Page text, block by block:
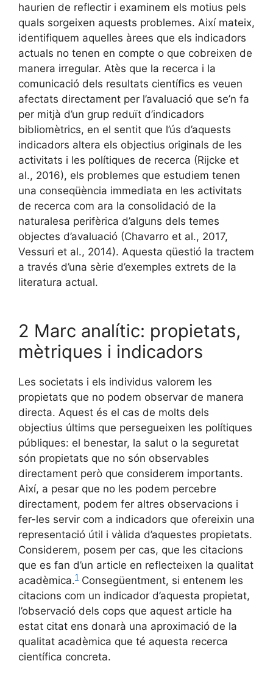
haurien de reflectir i examinem els motius pels
quals sorgeixen aquests problemes. Així mateix,
identifiquem aquelles àrees que els indicadors
actuals no tenen en compte o que cobreixen de
manera irregular. Atès que la recerca i la
comunicació dels resultats científics es veuen
afectats directament per l’avaluació que se’n fa
per mitjà d’un grup reduït d’indicadors
bibliomètrics, en el sentit que l’ús d’aquests
indicadors altera els objectius originals de les
activitats i les polítiques de recerca (Rijcke et
al., 2016), els problemes que estudiem tenen
una conseqüència immediata en les activitats
de recerca com ara la consolidació de la
naturalesa perifèrica d’alguns dels temes
objectes d’avaluació (Chavarro et al., 2017,
Vessuri et al., 2014). Aquesta qüestió la tractem
a través d’una sèrie d’exemples extrets de la
literatura actual.
2 Marc analític: propietats,
mètriques i indicadors
Les societats i els individus valorem les
propietats que no podem observar de manera
directa. Aquest és el cas de molts dels
objectius últims que persegueixen les polítiques
públiques: el benestar, la salut o la seguretat
són propietats que no són observables
directament però que considerem importants.
Així, a pesar que no les podem percebre
directament, podem fer altres observacions i
fer-les servir com a indicadors que ofereixin una
representació útil i vàlida d’aquestes propietats.
Considerem, posem per cas, que les citacions
que es fan d’un article en reflecteixen la qualitat
acadèmica.1 Consegüentment, si entenem les
citacions com un indicador d’aquesta propietat,
l’observació dels cops que aquest article ha
estat citat ens donarà una aproximació de la
qualitat acadèmica que té aquesta recerca
científica concreta.